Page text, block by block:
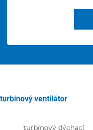
turbínový ventilátor
turbínový dýchací